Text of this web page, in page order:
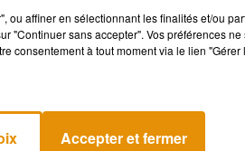
Ay.
Le conducteur roulait à plus de
Deux hommes de 28 et 30
Le troisième occupant de la
les résultats ne sont pas encore
ou affiner en sélectionnant les finalités et/ou
"Continuer sans accepter". Vos préférences
consentement à tout moment via le lien
Accepter et fermer